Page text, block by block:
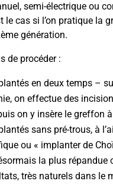
semi-électrique ou
le cas si l’on pratique la
génération.
de procéder :
en deux temps –
on effectue des
on y insère le greffon
sans pré-trous, à
ou « implanter de
la plus répandue
très naturels dans le